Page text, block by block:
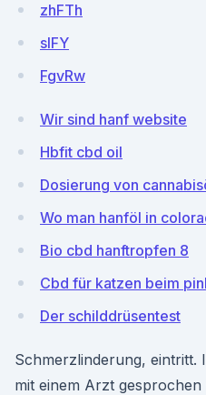
zhFTh
slFY
FgvRw
Wir sind hanf website
Hbfit cbd oil
Dosierung von
Wo man hanföl in
Bio cbd hanftropfen 8
Cbd für katzen beim
Der schilddrüsentest
Schmerzlinderung, eintritt.
mit einem Arzt